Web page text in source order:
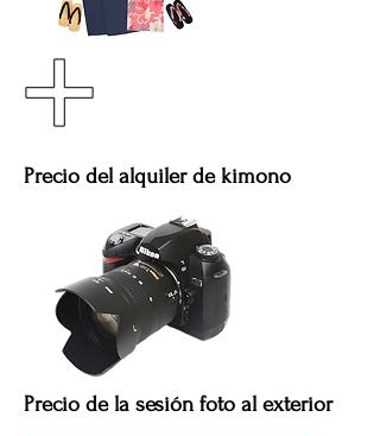
Precio del alquiler de kimono
Precio de la sesión foto al exterior